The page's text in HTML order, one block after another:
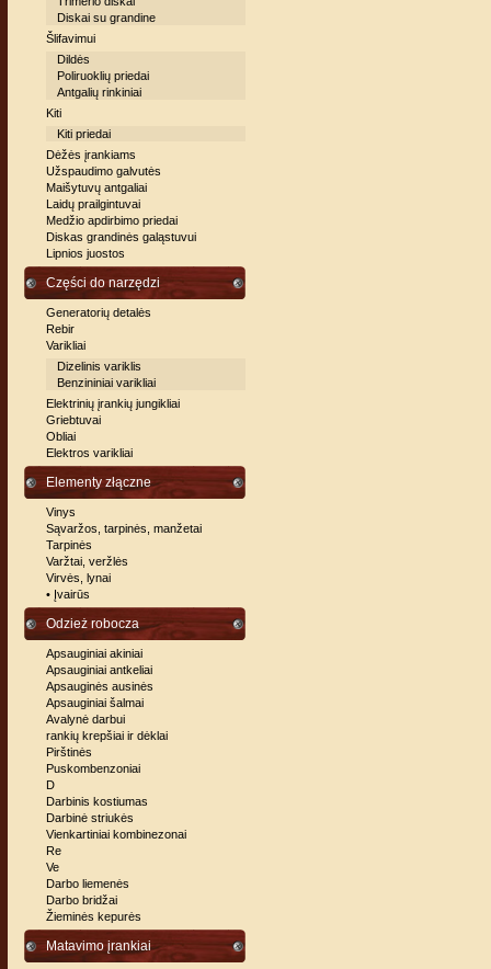
Diskai su grandine
Šlifavimui
Dildės
Poliruoklių priedai
Antgalių rinkiniai
Kiti
Kiti priedai
Dėžės įrankiams
Užspaudimo galvutės
Maišytuvų antgaliai
Laidų prailgintuvai
Medžio apdirbimo priedai
Diskas grandinės galąstuvui
Lipnios juostos
Części do narzędzi
Generatorių detalės
Rebir
Varikliai
Dizelinis variklis
Benzininiai varikliai
Elektrinių įrankių jungikliai
Griebtuvai
Obliai
Elektros varikliai
Elementy złączne
Vinys
Sąvaržos, tarpinės, manžetai
Tarpinės
Varžtai, veržlės
Virvės, lynai
• Įvairūs
Odzież robocza
Apsauginiai akiniai
Apsauginiai antkeliai
Apsauginės ausinės
Apsauginiai šalmai
Avalynė darbui
rankių krepšiai ir dėklai
Pirštinės
Puskombenzoniai
D
Darbinis kostiumas
Darbinė striukės
Vienkartiniai kombinezonai
Re
Ve
Darbo liemenės
Darbo bridžai
Žieminės kepurės
Matavimo įrankiai